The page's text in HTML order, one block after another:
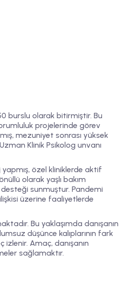
burslu olarak bitirmiştir. Bu
projelerinde görev
mezuniyet sonrası yüksek
Klinik Psikolog unvanı
özel kliniklerde aktif
olarak yaşlı bakım
sunmuştur. Pandemi
üzerine faaliyetlerde
Bu yaklaşımda danışanın
düşünce kalıplarının fark
Amaç, danışanın
sağlamaktır.